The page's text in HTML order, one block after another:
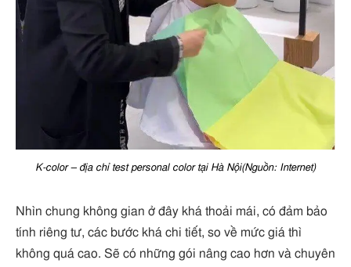
K-color – địa chỉ test personal color tại Hà Nội(Nguồn: Internet)
Nhìn chung không gian ở đây khá thoải mái, có đảm bảo
tính riêng tư, các bước khá chi tiết, so về mức giá thì
không quá cao. Sẽ có những gói nâng cao hơn và chuyên